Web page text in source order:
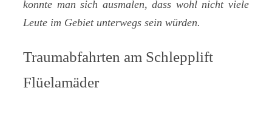
konnte man sich ausmalen, dass wohl nicht viele
Leute im Gebiet unterwegs sein würden.
Traumabfahrten am Schlepplift
Flüelamäder